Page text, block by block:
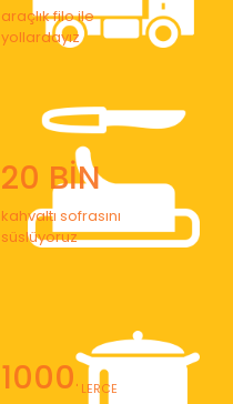
araçlık filo ile
yollardayız
20 BİN
kahvaltı sofrasını
süslüyoruz
1000' LERCE